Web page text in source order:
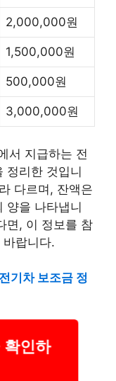
2,000,000원
1,500,000원
500,000원
3,000,000원
서 지급하는 전
정리한 것입니
다르며, 잔액은
양을 나타냅니
면, 이 정보를 참
랍니다.
기차 보조금 정
인하